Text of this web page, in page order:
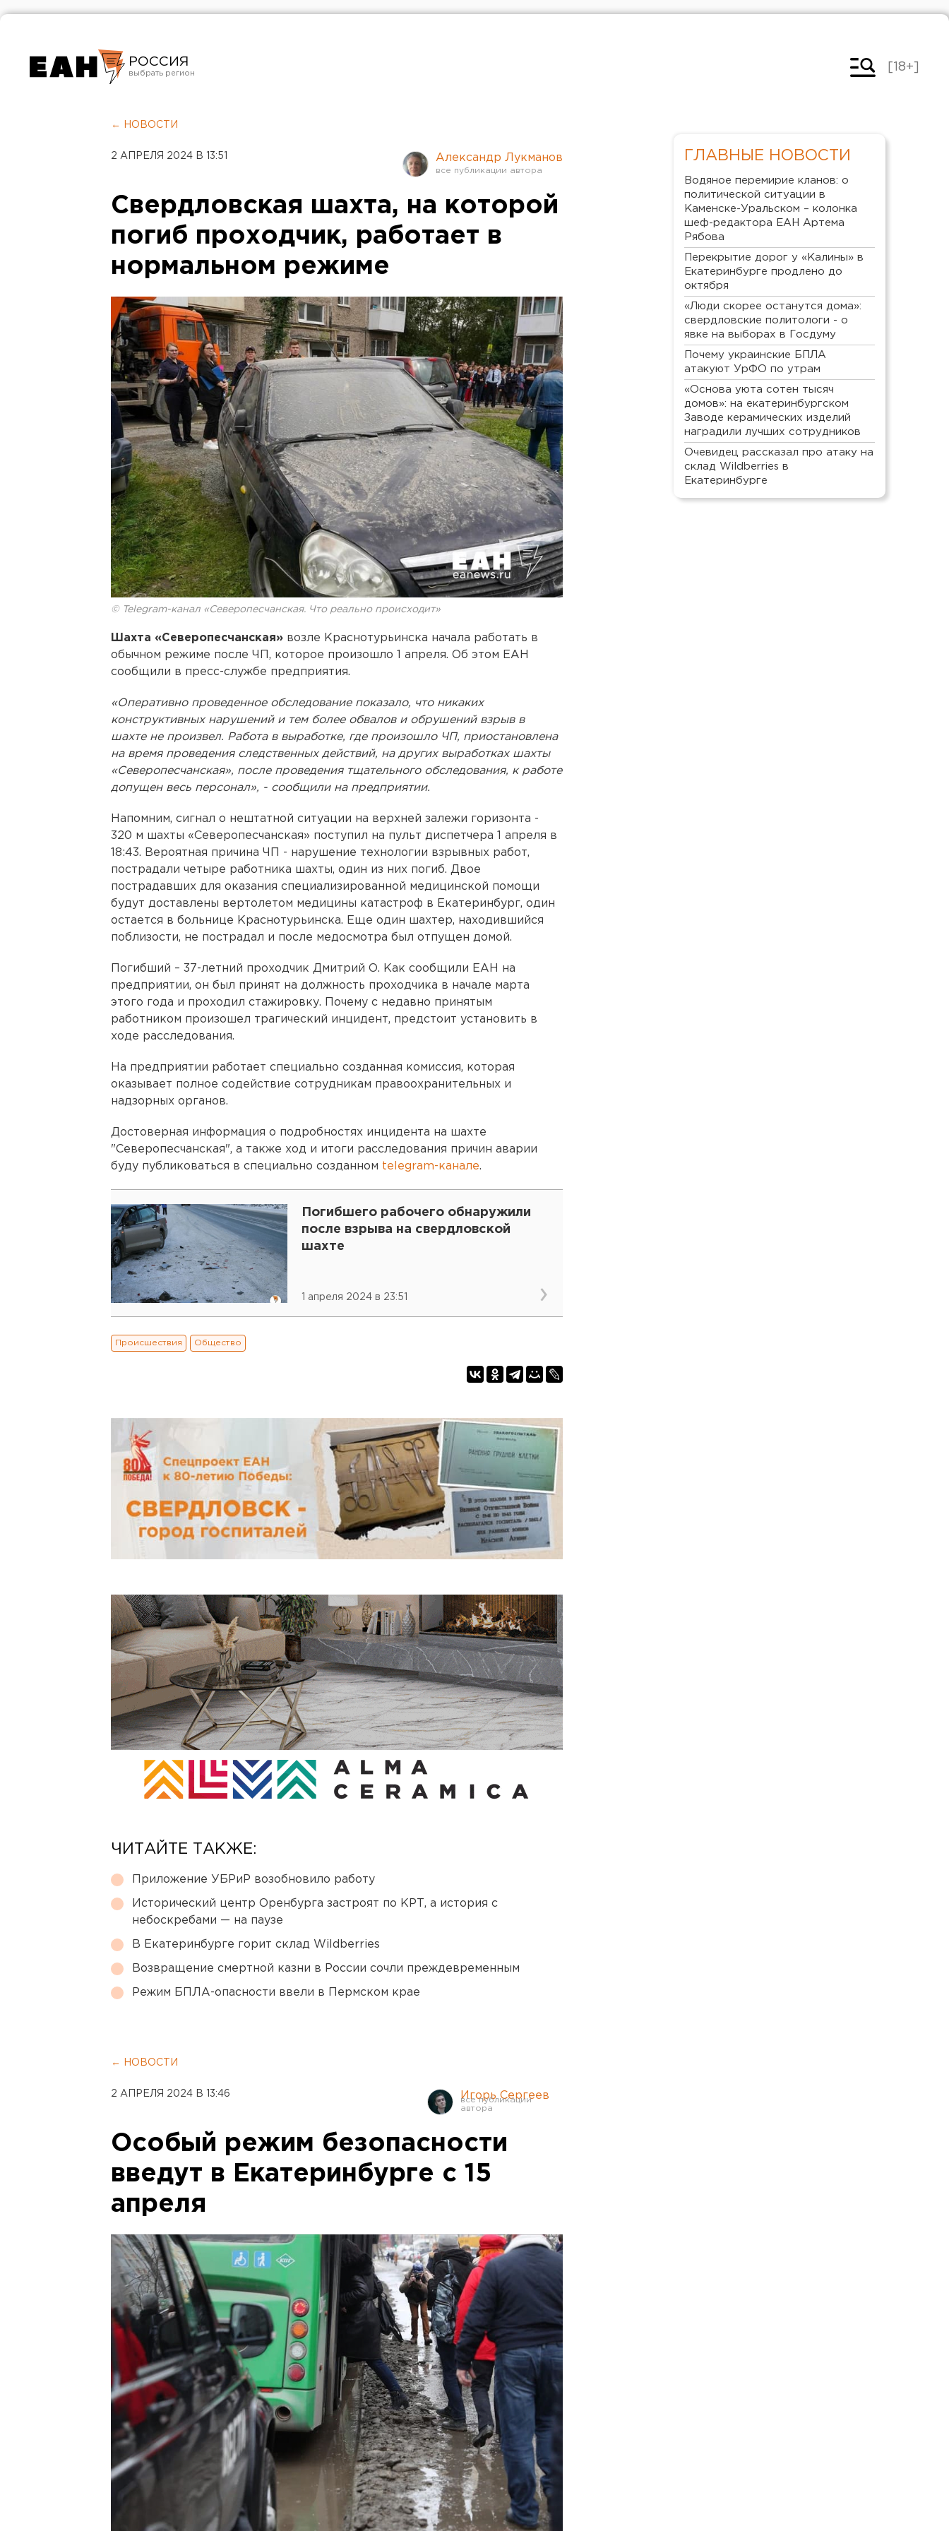
РОССИЯ
Челябинск
[18+]
← НОВОСТИ
2 АПРЕЛЯ 2024 В 13:51 Александр Лукманов
Свердловская шахта, на которой
погиб проходчик, работает в
нормальном режиме
© Telegram-канал «Северопесчанская. Что реально происходит»
Шахта «Северопесчанская» возле Краснотурьинска начала работать в
обычном режиме после ЧП, которое произошло 1 апреля. Об этом ЕАН
сообщили в пресс-службе предприятия.
«Оперативно проведенное обследование показало, что никаких
конструктивных нарушений и тем более обвалов и обрушений взрыв в
шахте не произвел. Работа в выработке, где произошло ЧП, приостановлена
на время проведения следственных действий, на других выработках шахты
«Северопесчанская», после проведения тщательного обследования, к работе
допущен весь персонал», - сообщили на предприятии.
Напомним, сигнал о нештатной ситуации на верхней залежи горизонта -
320 м шахты «Северопесчанская» поступил на пульт диспетчера 1 апреля в
18:43. Вероятная причина ЧП - нарушение технологии взрывных работ,
пострадали четыре работника шахты, один из них погиб. Двое
пострадавших для оказания специализированной медицинской помощи
будут доставлены вертолетом медицины катастроф в Екатеринбург, один
остается в больнице Краснотурьинска. Еще один шахтер, находившийся
поблизости, не пострадал и после медосмотра был отпущен домой.
Погибший – 37-летний проходчик Дмитрий О. Как сообщили ЕАН на
предприятии, он был принят на должность проходчика в начале марта
этого года и проходил стажировку. Почему с недавно принятым
работником произошел трагический инцидент, предстоит установить в
ходе расследования.
На предприятии работает специально созданная комиссия, которая
оказывает полное содействие сотрудникам правоохранительных и
надзорных органов.
Достоверная информация о подробностях инцидента на шахте
"Северопесчанская", а также ход и итоги расследования причин аварии
буду публиковаться в специально созданном telegram-канале.
Погибшего рабочего обнаружили
после взрыва на свердловской
шахте
1 апреля 2024 в 23:51
Происшествия Общество
ЧИТАЙТЕ ТАКЖЕ:
Приложение УБРиР возобновило работу
Исторический центр Оренбурга застроят по КРТ, а история с
небоскребами — на паузе
В Екатеринбурге горит склад Wildberries
Возвращение смертной казни в России сочли преждевременным
Режим БПЛА-опасности ввели в Пермском крае
← НОВОСТИ
2 АПРЕЛЯ 2024 В 13:46 Игорь Сергеев
Особый режим безопасности
введут в Екатеринбурге с 15
апреля
ГЛАВНЫЕ НОВОСТИ
Водяное перемирие кланов: о
политической ситуации в
Каменске-Уральском – колонка
шеф-редактора ЕАН Артема
Рябова
Перекрытие дорог у «Калины» в
Екатеринбурге продлено до
октября
«Люди скорее останутся дома»:
свердловские политологи - о
явке на выборах в Госдуму
Почему украинские БПЛА
атакуют УрФО по утрам
«Основа уюта сотен тысяч
домов»: на екатеринбургском
Заводе керамических изделий
наградили лучших сотрудников
Очевидец рассказал про атаку на
склад Wildberries в
Екатеринбурге